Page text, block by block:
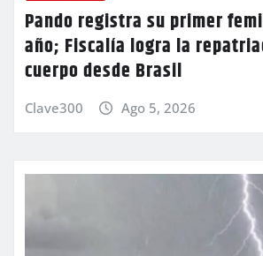
Pando registra su primer
año; Fiscalía logra la
cuerpo desde Brasil
Clave300 Ago 5, 2026